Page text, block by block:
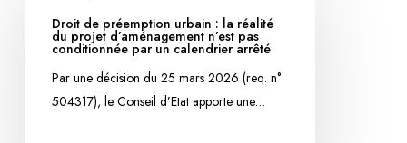
préemption
urbain
Droit de préemption urbain : la réalité
du projet d’aménagement n’est pas
conditionnée par un calendrier arrêté
Par une décision du 25 mars 2026 (req. n°
504317), le Conseil d’Etat apporte une…